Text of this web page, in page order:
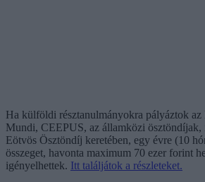
Ha külföldi résztanulmányokra pályáztok az
Mundi, CEEPUS, az államközi
Eötvös Ösztöndíj keretében, egy évre (10
összeget, havonta maximum 70 ezer forint
igényelhettek. Itt találjátok a részleteket.